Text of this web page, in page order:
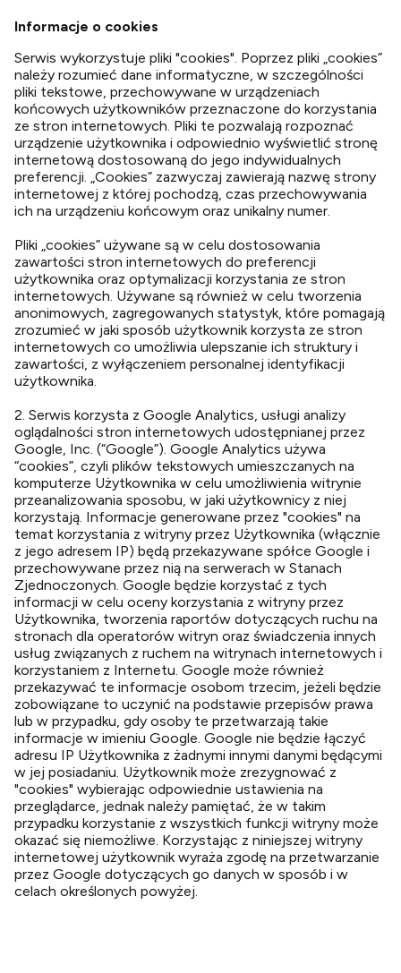
Informacje o cookies
Serwis wykorzystuje pliki "cookies". Poprzez pliki „cookies”
należy rozumieć dane informatyczne, w szczególności
pliki tekstowe, przechowywane w urządzeniach
końcowych użytkowników przeznaczone do korzystania
ze stron internetowych. Pliki te pozwalają rozpoznać
urządzenie użytkownika i odpowiednio wyświetlić stronę
internetową dostosowaną do jego indywidualnych
preferencji. „Cookies” zazwyczaj zawierają nazwę strony
internetowej z której pochodzą, czas przechowywania
ich na urządzeniu końcowym oraz unikalny numer.
Pliki „cookies” używane są w celu dostosowania
zawartości stron internetowych do preferencji
użytkownika oraz optymalizacji korzystania ze stron
internetowych. Używane są również w celu tworzenia
anonimowych, zagregowanych statystyk, które pomagają
zrozumieć w jaki sposób użytkownik korzysta ze stron
internetowych co umożliwia ulepszanie ich struktury i
zawartości, z wyłączeniem personalnej identyfikacji
użytkownika.
2. Serwis korzysta z Google Analytics, usługi analizy
oglądalności stron internetowych udostępnianej przez
Google, Inc. (“Google”). Google Analytics używa
“cookies”, czyli plików tekstowych umieszczanych na
komputerze Użytkownika w celu umożliwienia witrynie
przeanalizowania sposobu, w jaki użytkownicy z niej
korzystają. Informacje generowane przez "cookies" na
temat korzystania z witryny przez Użytkownika (włącznie
z jego adresem IP) będą przekazywane spółce Google i
przechowywane przez nią na serwerach w Stanach
Zjednoczonych. Google będzie korzystać z tych
informacji w celu oceny korzystania z witryny przez
Użytkownika, tworzenia raportów dotyczących ruchu na
stronach dla operatorów witryn oraz świadczenia innych
usług związanych z ruchem na witrynach internetowych i
korzystaniem z Internetu. Google może również
przekazywać te informacje osobom trzecim, jeżeli będzie
zobowiązane to uczynić na podstawie przepisów prawa
lub w przypadku, gdy osoby te przetwarzają takie
informacje w imieniu Google. Google nie będzie łączyć
adresu IP Użytkownika z żadnymi innymi danymi będącymi
w jej posiadaniu. Użytkownik może zrezygnować z
"cookies" wybierając odpowiednie ustawienia na
przeglądarce, jednak należy pamiętać, że w takim
przypadku korzystanie z wszystkich funkcji witryny może
okazać się niemożliwe. Korzystając z niniejszej witryny
internetowej użytkownik wyraża zgodę na przetwarzanie
przez Google dotyczących go danych w sposób i w
celach określonych powyżej.